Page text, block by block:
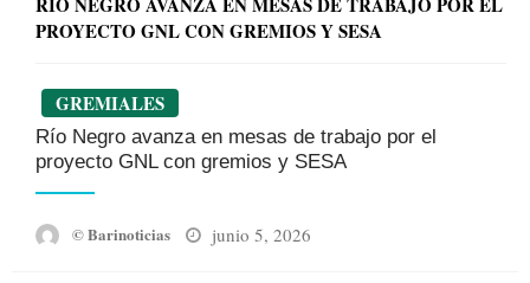
PROYECTO GNL CON GREMIOS Y SESA
GREMIALES
Río Negro avanza en mesas de trabajo por el
proyecto GNL con gremios y SESA
© Barinoticias
Posted
junio 5, 2026